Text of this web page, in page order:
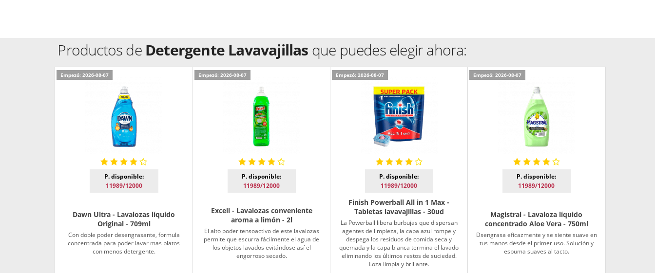
Productos de Detergente Lavavajillas que puedes elegir ahora:
Empezó: 2026-08-07
P. disponible:
11989/12000
Dawn Ultra - Lavalozas líquido
Original - 709ml
Con doble poder desengrasante, formula
concentrada para poder lavar mas platos
con menos detergente.
Empezó: 2026-08-07
P. disponible:
11989/12000
Excell - Lavalozas conveniente
aroma a limón - 2l
El alto poder tensoactivo de este lavalozas
permite que escurra fácilmente el agua de
los objetos lavados evitándose así el
engorroso secado.
Empezó: 2026-08-07
P. disponible:
11989/12000
Finish Powerball All in 1 Max -
Tabletas lavavajillas - 30ud
La Powerball libera burbujas que dispersan
agentes de limpieza, la capa azul rompe y
despega los residuos de comida seca y
quemada y la capa blanca termina el lavado
eliminando los últimos restos de suciedad.
Loza limpia y brillante.
Empezó: 2026-08-07
P. disponible:
11989/12000
Magistral - Lavaloza líquido
concentrado Aloe Vera - 750ml
Dsengrasa eficazmente y se siente suave en
tus manos desde el primer uso. Solución y
espuma suaves al tacto.